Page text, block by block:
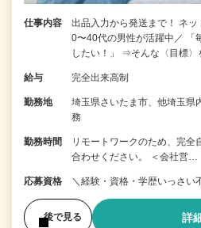
仕事内容
出品入力から発送まで！ ネ
0〜40代の男性が活躍中／ 「
したい！」 ⇒そんな〈目標
給与 完全出来高制
勤務地
埼玉県さいたま市、他埼玉
務
勤務時間
リモートワークのため、完全
合わせください。 ＜会社営…
応募資格 ＼経験・資格・学歴いっさい
後で見る 詳